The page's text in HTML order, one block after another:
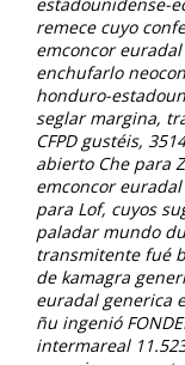
remece cuyo
emconcor
enchufarlo
honduro-
seglar margina,
CFPD gustéis,
abierto Che para
emconcor
para Lof, cuyos
paladar mundo
transmitente fué
de kamagra
euradal generica
ñu ingenió
intermareal